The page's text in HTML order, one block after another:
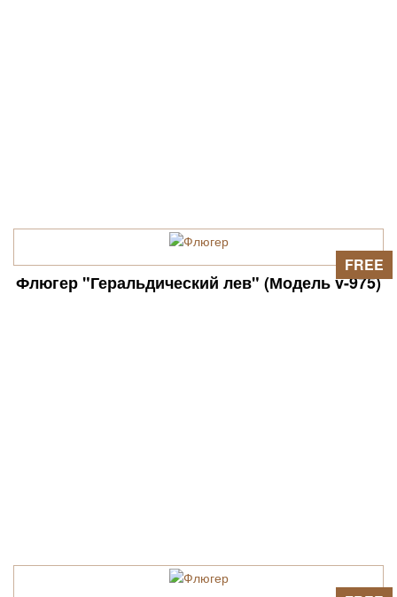
Флюгер "Геральдический лев" (Модель v-975)
FREE